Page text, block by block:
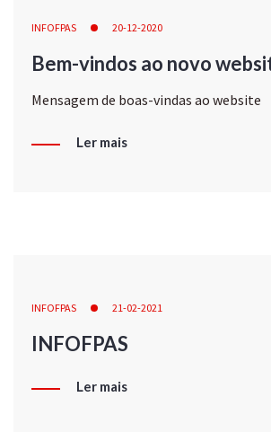
INFOFPAS 20-12-2020
Bem-vindos ao novo
Mensagem de boas-vindas ao website
Ler mais
INFOFPAS 21-02-2021
INFOFPAS
Ler mais